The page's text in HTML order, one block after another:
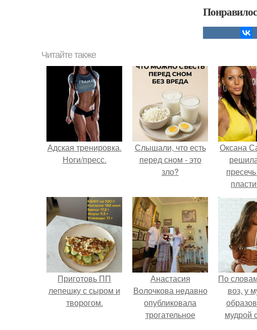
Читайте также
Адская тренировка.
Ноги/пресс.
Слышали, что есть
перед сном - это
зло?
Оксана
Приготовь ПП
лепешку с сыром и
творогом.
Анастасия
Волочкова недавно
опубликовала
трогательное
По
воз, у
мудрой